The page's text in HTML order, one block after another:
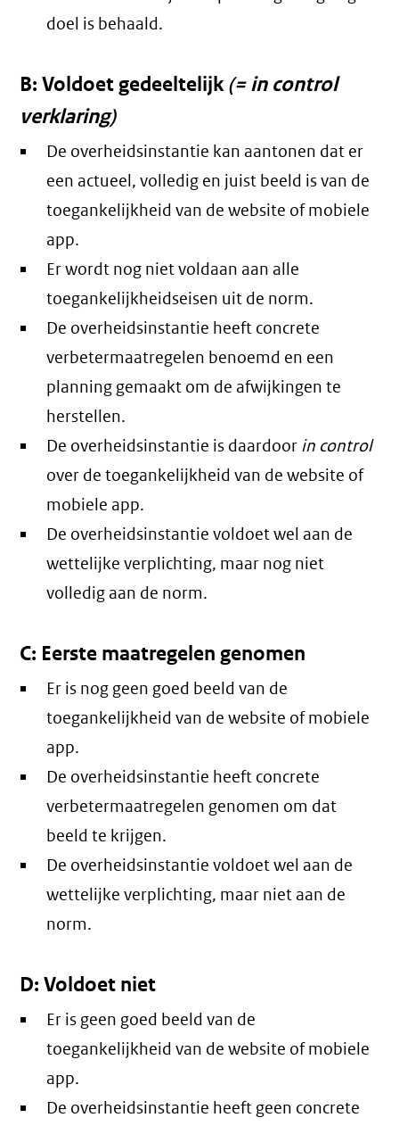
doel is behaald.
B: Voldoet gedeeltelijk(= in control
verklaring)
De overheidsinstantie kan aantonen dat er
een actueel, volledig en juist beeld is van de
toegankelijkheid van de website of mobiele
app.
Er wordt nog niet voldaan aan alle
toegankelijkheidseisen uit de norm.
De overheidsinstantie heeft concrete
verbetermaatregelen benoemd en een
planning gemaakt om de afwijkingen te
herstellen.
De overheidsinstantie is daardoor in control
over de toegankelijkheid van de website of
mobiele app.
De overheidsinstantie voldoet wel aan de
wettelijke verplichting, maar nog niet
volledig aan de norm.
C: Eerste maatregelen genomen
Er is nog geen goed beeld van de
toegankelijkheid van de website of mobiele
app.
De overheidsinstantie heeft concrete
verbetermaatregelen genomen om dat
beeld te krijgen.
De overheidsinstantie voldoet wel aan de
wettelijke verplichting, maar niet aan de
norm.
D: Voldoet niet
Er is geen goed beeld van de
toegankelijkheid van de website of mobiele
app.
De overheidsinstantie heeft geen concrete